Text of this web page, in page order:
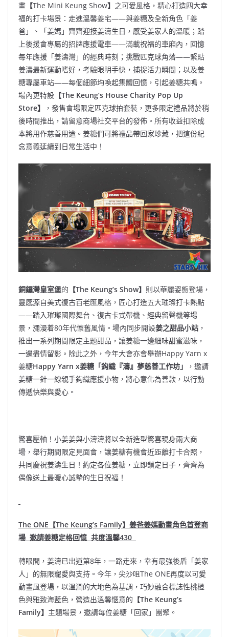
畫 【The Mini Keung Show】 之可愛風格，精心打造四大幸
福的打卡場景：走進溫馨姜宅——與姜糖及全新角色「姜
爸」、「姜媽」齊齊迎接姜濤生日，感受姜家人的溫暖；踏
上後援會專屬的招牌應援電車——滿載祝福的車廂內，回憶
每年應援「姜濤灣」的經典時刻；挑戰匹克球角落——緊貼
姜濤最新運動嗜好，考驗眼明手快，捕捉活力瞬間；以及姜
糖專屬車站——每個細節均喚起集體回憶，引起姜糖共鳴。
場內更特設 【The Keung’s House Charity Pop Up
Store】
，發售會場限定匹克球拍套裝，更多限定禮品將於稍
後時間推出，請留意商場社交平台的發佈。所有收益扣除成
本將用作慈善用途。姜糖們可將禮品帶回家珍藏，把這份紀
念意義延續到日常生活中！
銅鑼灣皇室堡的 【The Keung’s Show】 則以華麗姿態登場，
靈感源自美式復古百老匯風格，匠心打造五大璀璨打卡熱點
——踏入璀璨國際舞台、復古卡式帶機、經典留聲機等場
景，瀰漫着80年代懷舊風情。場內同步開設姜之甜品小站 ，
推出一系列期間限定主題甜品，讓姜糖一邊細味甜蜜滋味，
一邊盡情留影。除此之外，今年大會亦會舉辦Happy Yarn x
姜糖Happy Yarn x姜糖「鈎織『濤』夢慈善工作坊」
，邀請
姜糖一針一線親手鈎織應援小物，將心意化為善款，以行動
傳遞快樂與愛心。
驚喜壓軸！小姜姜與小濤濤將以全新造型驚喜現身兩大商
場，舉行期間限定見面會，讓姜糖有機會近距離打卡合照，
共同慶祝姜濤生日！約定各位姜糖，立即鎖定日子，齊齊為
偶像送上最暖心誠摯的生日祝福！
The ONE 【The Keung’s Family】姜爸姜媽動畫角色首登商
場 邀請姜糖定格回憶 共度溫馨430
轉眼間，姜濤已出道第8年，一路走來，幸有最強後盾「姜家
人」的無限寵愛與支持。今年，尖沙咀The ONE再度以可愛
動畫風登場，以溫潤的大地色為基調，巧妙融合標誌性桃橙
色與雅致海藍色，營造出溫馨愜意的 【The Keung’s
Family】 主題場景，邀請每位姜糖「回家」團聚。